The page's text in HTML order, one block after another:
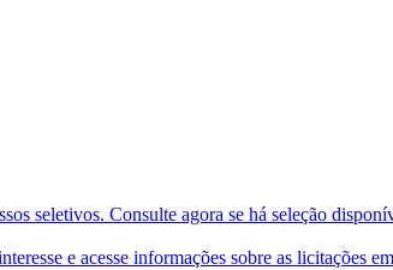
seletivos. Consulte agora se há seleção
e acesse informações sobre as licitações